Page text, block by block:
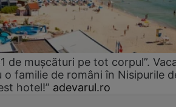
de mușcături pe tot corpul”.
familie de români în Nisipurile
hotel!” adevarul.ro